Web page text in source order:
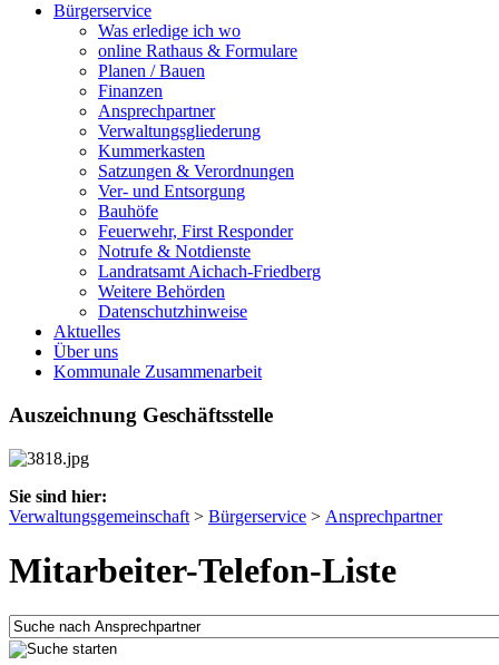
Bürgerservice
Was erledige ich wo
online Rathaus & Formulare
Planen / Bauen
Finanzen
Ansprechpartner
Verwaltungsgliederung
Kummerkasten
Satzungen & Verordnungen
Ver- und Entsorgung
Bauhöfe
Feuerwehr, First Responder
Notrufe & Notdienste
Landratsamt Aichach-Friedberg
Weitere Behörden
Datenschutzhinweise
Aktuelles
Über uns
Kommunale Zusammenarbeit
Auszeichnung Geschäftsstelle
Sie sind hier:
Verwaltungsgemeinschaft > Bürgerservice > Ansprechpartner
Mitarbeiter-Telefon-Liste